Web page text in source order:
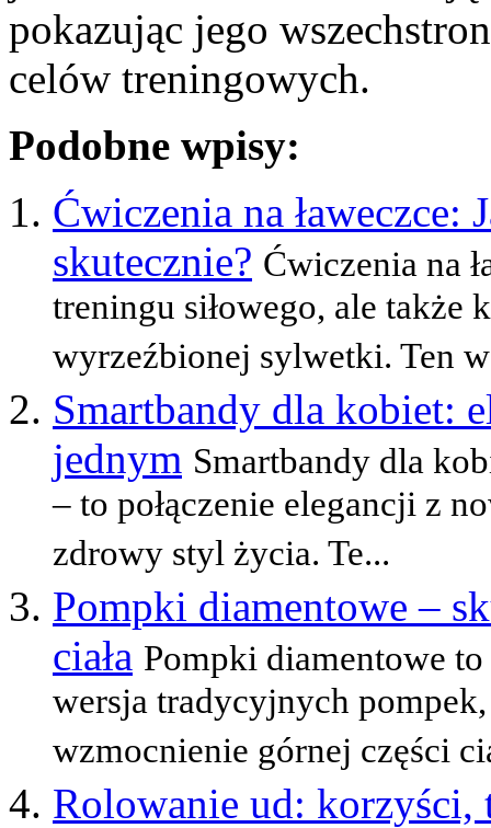
pokazując jego
celów treningowych.
Podobne wpisy:
Ćwiczenia na ławeczce:
skutecznie? Ćwiczenia na
treningu siłowego, ale
wyrzeźbionej sylwetki. Ten
Smartbandy dla kobiet:
jednym Smartbandy dla
– to połączenie elegancji z
zdrowy styl życia. Te...
Pompki diamentowe –
ciała Pompki diamentowe
wersja tradycyjnych
wzmocnienie górnej części
Rolowanie ud: